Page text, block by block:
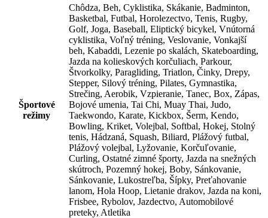
Športové
režimy
Chôdza, Beh, Cyklistika, Skákanie, Badminton,
Basketbal, Futbal, Horolezectvo, Tenis, Rugby,
Golf, Joga, Baseball, Eliptický bicykel, Vnútorná
cyklistika, Voľný tréning, Veslovanie, Vonkajší
beh, Kabaddi, Lezenie po skalách, Skateboarding,
Jazda na kolieskových korčuliach, Parkour,
Štvorkolky, Paragliding, Triatlon, Činky, Drepy,
Stepper, Silový tréning, Pilates, Gymnastika,
Strečing, Aerobik, Vzpieranie, Tanec, Box, Zápas,
Bojové umenia, Tai Chi, Muay Thai, Judo,
Taekwondo, Karate, Kickbox, Šerm, Kendo,
Bowling, Kriket, Volejbal, Softbal, Hokej, Stolný
tenis, Hádzaná, Squash, Biliard, Plážový futbal,
Plážový volejbal, Lyžovanie, Korčuľovanie,
Curling, Ostatné zimné športy, Jazda na snežných
skútroch, Pozemný hokej, Boby, Sánkovanie,
Sánkovanie, Lukostreľba, Šípky, Preťahovanie
lanom, Hola Hoop, Lietanie drakov, Jazda na koni,
Frisbee, Rybolov, Jazdectvo, Automobilové
preteky, Atletika